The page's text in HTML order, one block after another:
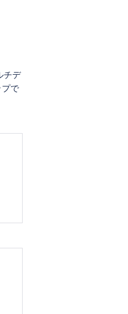
チデ
で